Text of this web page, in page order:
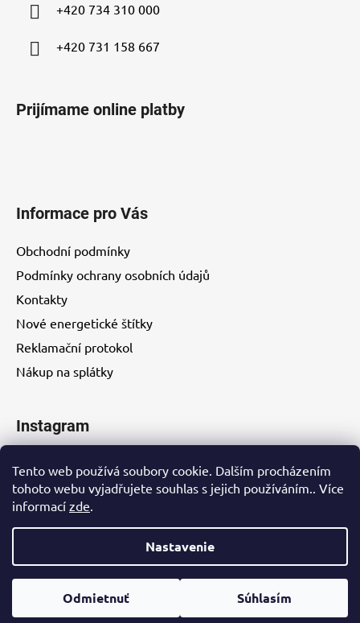
Tento web používá soubory cookie. Dalším procházením
tohoto webu vyjadřujete souhlas s jejich používáním.. Více
informací zde.
Nastavenie
Odmietnuť Súhlasím
+420 734 310 000
+420 731 158 667
Prijímame online platby
Informace pro Vás
Obchodní podmínky
Podmínky ochrany osobních údajů
Kontakty
Nové energetické štítky
Reklamační protokol
Nákup na splátky
Instagram
Vytvoril Shoptet
Copyright 2026Eurohity s.r.o.
. Všetky práva vyhradené.